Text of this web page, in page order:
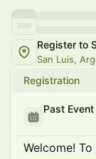
Register to
San Luis,
Registration
Past Event
Welcome!